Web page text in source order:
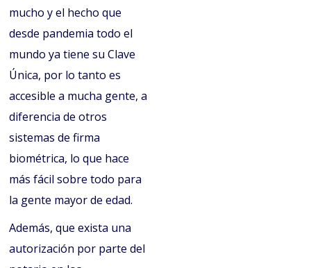
mucho y el hecho que
desde pandemia todo el
mundo ya tiene su Clave
Única, por lo tanto es
accesible a mucha gente, a
diferencia de otros
sistemas de firma
biométrica, lo que hace
más fácil sobre todo para
la gente mayor de edad.
Además, que exista una
autorización por parte del